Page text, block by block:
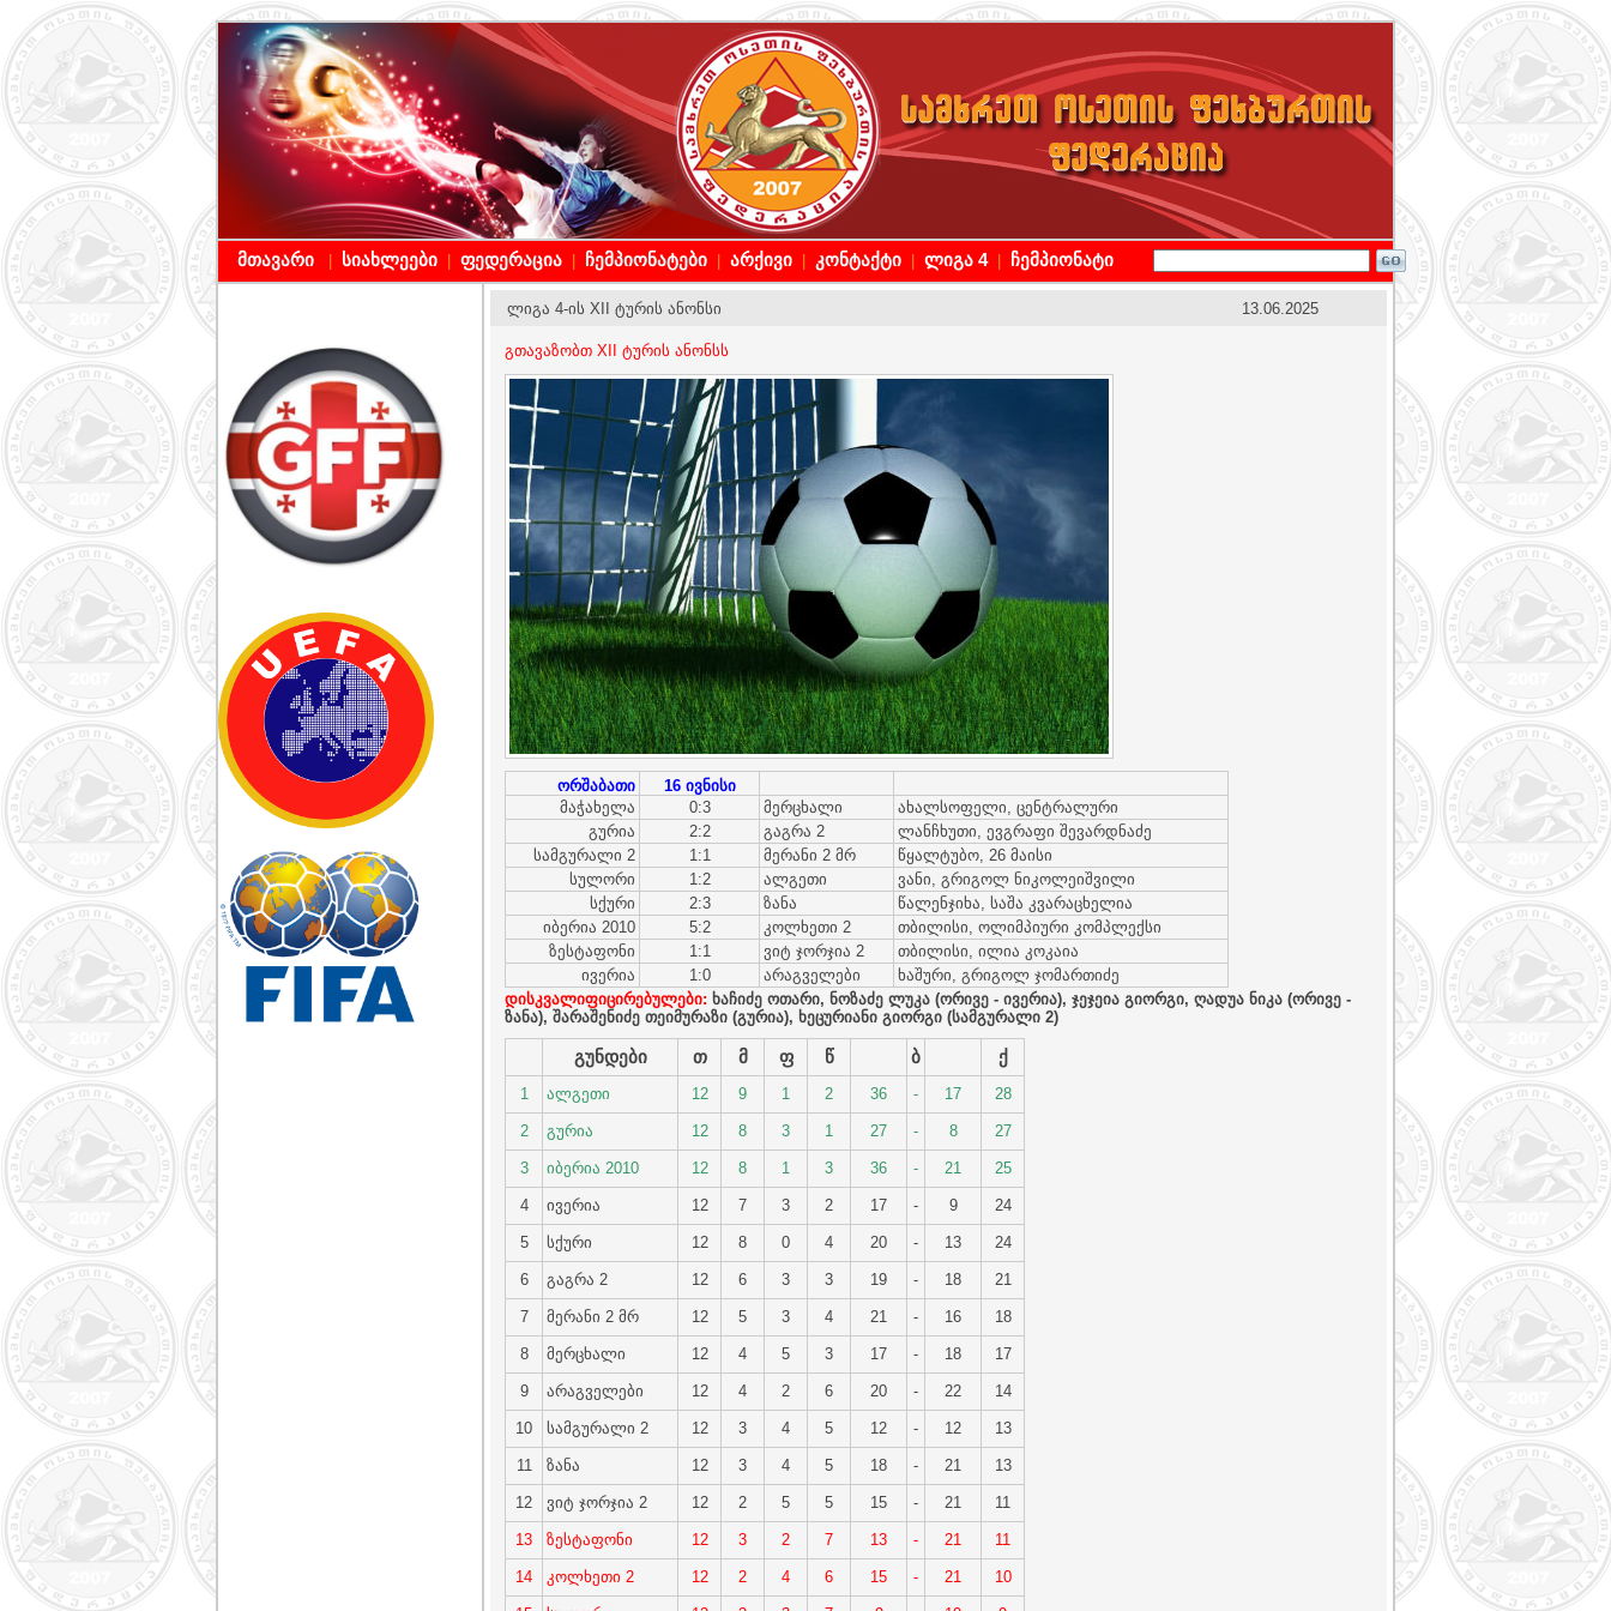
მთავარი სიახლეები ფედერაცია ჩემპიონატები არქივი კონტაქტი ლიგა 4 ჩემპიონატი
ლიგა 4-ის XII ტურის ანონსი 13.06.2025
გთავაზობთ XII ტურის ანონსს
ორშაბათი
16 ივნისი
მაჭახელა
0:3 მერცხალი
ახალსოფელი, ცენტრალური
გურია
2:2 გაგრა 2
ლანჩხუთი, ევგრაფი შევარდნაძე
სამგურალი 2
1:1 მერანი 2 მრ
წყალტუბო, 26 მაისი
სულორი
1:2 ალგეთი
ვანი, გრიგოლ ნიკოლეიშვილი
სქური
2:3 ზანა
წალენჯიხა, საშა კვარაცხელია
იბერია 2010
5:2 კოლხეთი 2
თბილისი, ოლიმპიური კომპლექსი
ზესტაფონი
1:1 ვიტ ჯორჯია 2
თბილისი, ილია კოკაია
ივერია
1:0 არაგველები
ხაშური, გრიგოლ ჯომართიძე
დისკვალიფიცირებულები: ხაჩიძე ოთარი, ნოზაძე ლუკა (ორივე - ივერია), ჯეჯეია გიორგი, ღადუა ნიკა (ორივე -
ზანა), შარაშენიძე თეიმურაზი (გურია), ხეცურიანი გიორგი (სამგურალი 2)
გუნდები თ მ ფ წ ბ ქ
1 ალგეთი 12 9 1 2 36 - 17 28
2 გურია 12 8 3 1 27 - 8 27
3 იბერია 2010 12 8 1 3 36 - 21 25
4 ივერია 12 7 3 2 17 - 9 24
5 სქური 12 8 0 4 20 - 13 24
6 გაგრა 2 12 6 3 3 19 - 18 21
7 მერანი 2 მრ 12 5 3 4 21 - 16 18
8 მერცხალი 12 4 5 3 17 - 18 17
9 არაგველები 12 4 2 6 20 - 22 14
10 სამგურალი 2 12 3 4 5 12 - 12 13
11 ზანა 12 3 4 5 18 - 21 13
12 ვიტ ჯორჯია 2 12 2 5 5 15 - 21 11
13 ზესტაფონი 12 3 2 7 13 - 21 11
14 კოლხეთი 2 12 2 4 6 15 - 21 10